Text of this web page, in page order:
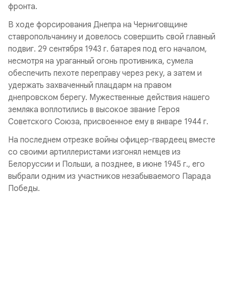
фронта.
В ходе форсирования Днепра на Черниговщине
ставропольчанину и довелось совершить свой главный
подвиг. 29 сентября 1943 г. батарея под его началом,
несмотря на ураганный огонь противника, сумела
обеспечить пехоте переправу через реку, а затем и
удержать захваченный плацдарм на правом
днепровском берегу. Мужественные действия нашего
земляка воплотились в высокое звание Героя
Советского Союза, присвоенное ему в январе 1944 г.
На последнем отрезке войны офицер-гвардеец вместе
со своими артиллеристами изгонял немцев из
Белоруссии и Польши, а позднее, в июне 1945 г., его
выбрали одним из участников незабываемого Парада
Победы.